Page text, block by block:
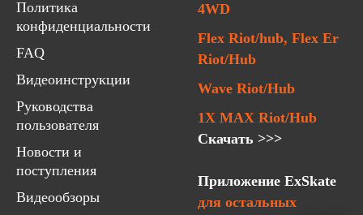
Политика
конфиденциальности
FAQ
Видеоинструкции
Руководства
пользователя
Новости и
поступления
Видеообзоры
4WD
Flex Riot/hub, Flex Er
Riot/Hub
Wave Riot/Hub
1X MAX Riot/Hub
Скачать >>>
Приложение ExSkate
для остальных